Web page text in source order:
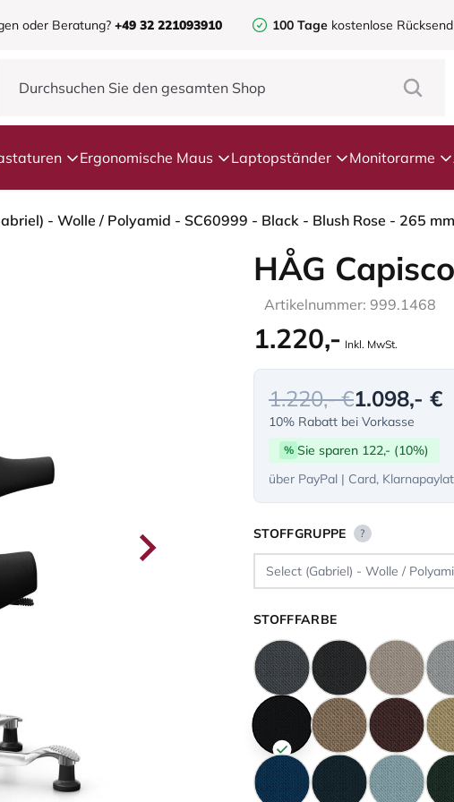
oder Beratung? +49 32 221093910 100 Tage kostenlose
Ergonomische Maus Laptopständer Monitorarme
- Wolle / Polyamid - SC60999 - Black - Blush Rose - 265
HÅG
Artikelnummer: 999.1468
1.220,- Inkl. MwSt.
1.220,- €1.098,- €
10% Rabatt bei Vorkasse
% Sie sparen 122,- (10%)
über PayPal | Card,
STOFFGRUPPE ?
STOFFFARBE